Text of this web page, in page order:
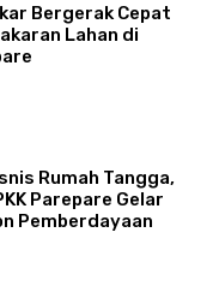
Bergerak Cepat
Lahan di
Rumah Tangga,
Parepare Gelar
Pemberdayaan